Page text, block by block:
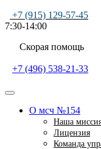
+7 (915) 129-57-45
7:30-14:00
+7 (496) 538-21-33
О мсч №154
Наша
Лицензия
Команда